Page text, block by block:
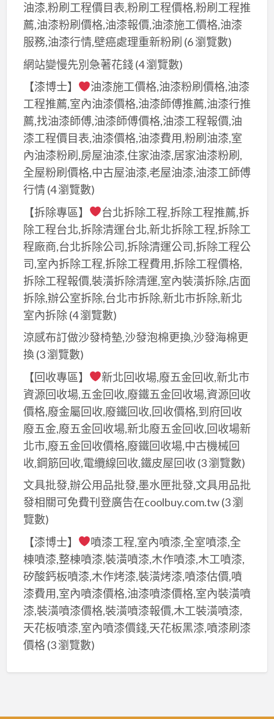
油漆,粉刷工程價目表,粉刷工程價格,粉刷工程推
薦,油漆粉刷價格,油漆報價,油漆施工價格,油漆
服務,油漆行情,壁癌處理重新粉刷 (6 瀏覽數)
網站變慢先別急著花錢(4 瀏覽數)
【漆博士】
油漆施工價格,油漆粉刷價格,油漆
工程推薦,室內油漆價格,油漆師傅推薦,油漆行推
薦,找油漆師傅,油漆師傅價格,油漆工程報價,油
漆工程價目表,油漆價格,油漆費用,粉刷油漆,室
內油漆粉刷,房屋油漆,住家油漆,居家油漆粉刷,
全屋粉刷價格,中古屋油漆,老屋油漆,油漆工師傅
行情(4 瀏覽數)
【拆除專區】
台北拆除工程,拆除工程推薦,拆
除工程台北,拆除清運台北,新北拆除工程,拆除工
程廠商,台北拆除公司,拆除清運公司,拆除工程公
司,室內拆除工程,拆除工程費用,拆除工程價格,
拆除工程報價,裝潢拆除清運,室內裝潢拆除,店面
拆除,辦公室拆除,台北市拆除,新北市拆除,新北
室內拆除(4 瀏覽數)
涼感布訂做沙發椅墊,沙發泡棉更換,沙發海棉更
換(3 瀏覽數)
【回收專區】
新北回收場,廢五金回收,新北市
資源回收場,五金回收,廢鐵五金回收場,資源回收
價格,廢金屬回收,廢鐵回收,回收價格,到府回收
廢五金,廢五金回收場,新北廢五金回收,回收場新
北市,廢五金回收價格,廢鐵回收場,中古機械回
收,鋼筋回收,電纜線回收,鐵皮屋回收(3 瀏覽數)
文具批發,辦公用品批發,墨水匣批發,文具用品批
發相關可免費刊登廣告在coolbuy.com.tw(3 瀏
覽數)
【漆博士】
噴漆工程,室內噴漆,全室噴漆,全
棟噴漆,整棟噴漆,裝潢噴漆,木作噴漆,木工噴漆,
矽酸鈣板噴漆,木作烤漆,裝潢烤漆,噴漆估價,噴
漆費用,室內噴漆價格,油漆噴漆價格,室內裝潢噴
漆,裝潢噴漆價格,裝潢噴漆報價,木工裝潢噴漆,
天花板噴漆,室內噴漆價錢,天花板黑漆,噴漆刷漆
價格(3 瀏覽數)